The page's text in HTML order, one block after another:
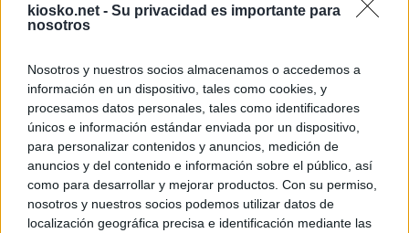
kiosko.net - Su privacidad es importante para
nosotros
Nosotros y nuestros socios almacenamos o accedemos a
información en un dispositivo, tales como cookies, y
procesamos datos personales, tales como identificadores
únicos e información estándar enviada por un dispositivo,
para personalizar contenidos y anuncios, medición de
anuncios y del contenido e información sobre el público, así
como para desarrollar y mejorar productos. Con su permiso,
nosotros y nuestros socios podemos utilizar datos de
localización geográfica precisa e identificación mediante las